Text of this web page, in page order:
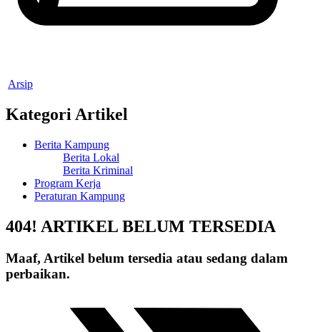
Arsip
Kategori Artikel
Berita Kampung
Berita Lokal
Berita Kriminal
Program Kerja
Peraturan Kampung
404! ARTIKEL BELUM TERSEDIA
Maaf, Artikel belum tersedia atau sedang dalam
perbaikan.